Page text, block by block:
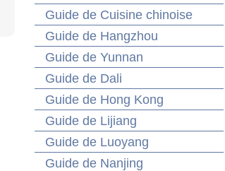
Guide de Cuisine chinoise
Guide de Hangzhou
Guide de Yunnan
Guide de Dali
Guide de Hong Kong
Guide de Lijiang
Guide de Luoyang
Guide de Nanjing